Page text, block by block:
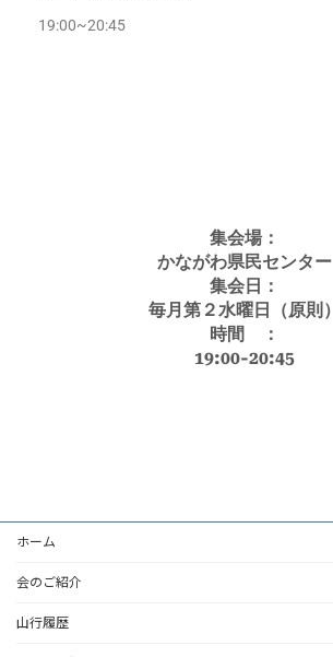
19:00~20:45
集会場：
かながわ県民センター
集会日：
毎月第２水曜日（原則）
時間 ：
19:00-20:45
ホーム
会のご紹介
山行履歴